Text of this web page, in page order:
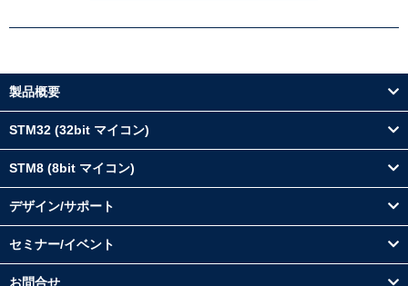
製品概要
STM32 (32bit マイコン)
STM8 (8bit マイコン)
デザイン/サポート
セミナー/イベント
お問合せ